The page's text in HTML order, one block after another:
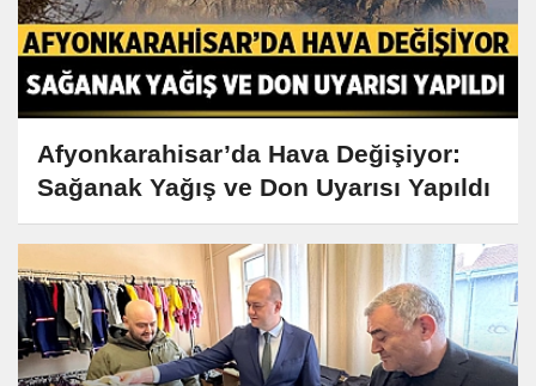
Afyonkarahisar’da Hava Değişiyor:
Sağanak Yağış ve Don Uyarısı Yapıldı